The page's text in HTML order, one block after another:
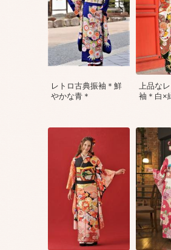
レトロ古典振袖＊鮮
やかな青＊
上品な
袖＊白×